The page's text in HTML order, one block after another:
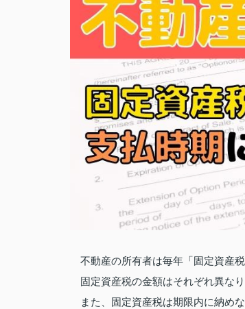
不動産の所有者は毎年「固定資産
固定資産税の金額はそれぞれ異な
また、固定資産税は期限内に納め